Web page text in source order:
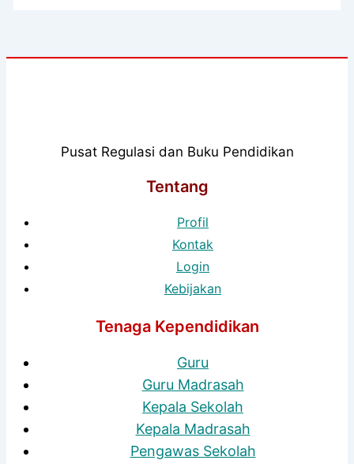
Pusat Regulasi dan Buku Pendidikan
Tentang
Profil
Kontak
Login
Kebijakan
Tenaga Kependidikan
Guru
Guru Madrasah
Kepala Sekolah
Kepala Madrasah
Pengawas Sekolah